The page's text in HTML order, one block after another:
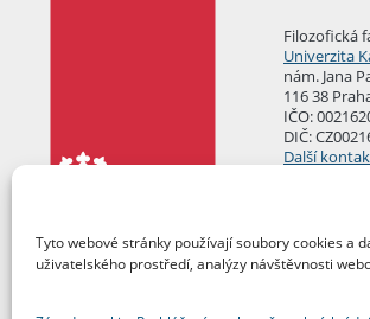
Tyto webové stránky používají soubory cookies a
uživatelského prostředí, analýzy návštěvnosti
Filozofická
Univerzita
nám. Jana
116 38
IČO:
DIČ:
Další